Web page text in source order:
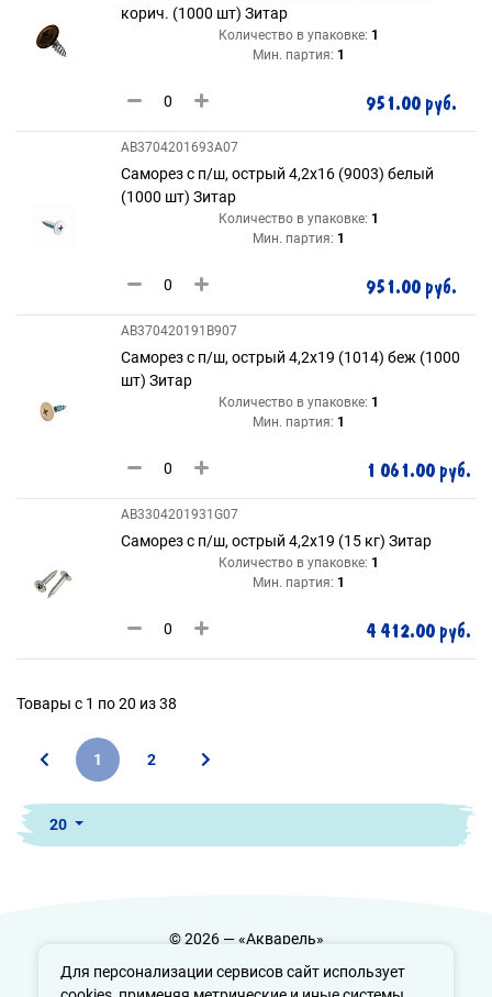
Для персонализации сервисов сайт использует
корич. (1000 шт) Зитар
Количество в упаковке: 1
Мин. партия: 1
951.00 руб.
AB3704201693A07
Саморез с п/ш, острый 4,2х16 (9003) белый
(1000 шт) Зитар
Количество в упаковке: 1
Мин. партия: 1
951.00 руб.
AB370420191B907
Саморез с п/ш, острый 4,2х19 (1014) беж (1000
шт) Зитар
Количество в упаковке: 1
Мин. партия: 1
1 061.00 руб.
AB3304201931G07
Саморез с п/ш, острый 4,2х19 (15 кг) Зитар
Количество в упаковке: 1
Мин. партия: 1
4 412.00 руб.
Товары с 1 по 20 из 38
1 2
20
© 2026 — «Акварель»
Политика конфиденциальности